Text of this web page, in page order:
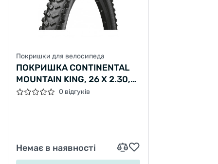
Покришки для велосипеда
ПОКРИШКА CONTINENTAL
MOUNTAIN KING, 26 X 2.30,
ЧОРНА, НЕ СКЛАДНА SKIN
0 відгуків
Немає в наявності